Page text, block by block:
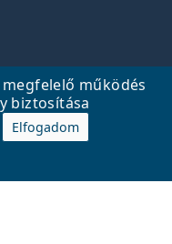
működés
biztosítása
Elfogadom
Fel
a Lentiamo s.r.o.,